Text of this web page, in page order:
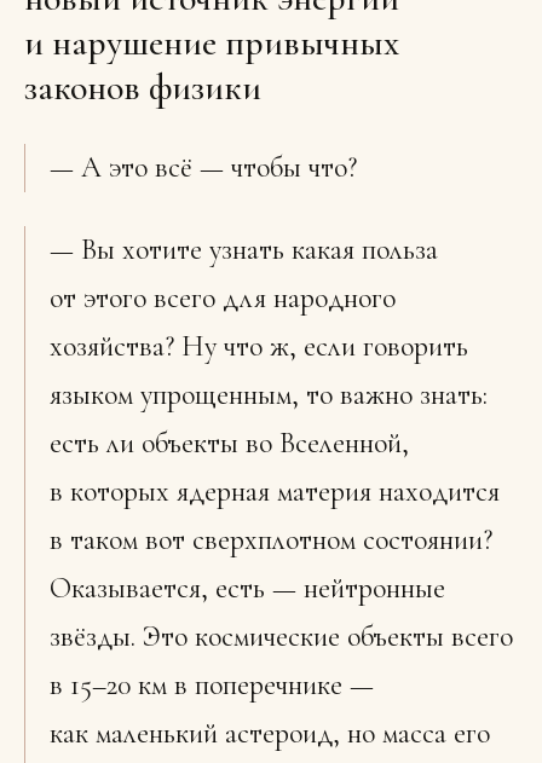
и нарушение привычных
законов физики
— А это всё — чтобы что?
— Вы хотите узнать какая польза
от этого всего для народного
хозяйства? Ну что ж, если говорить
языком упрощенным, то важно знать:
есть ли объекты во Вселенной,
в которых ядерная материя находится
в таком вот сверхплотном состоянии?
Оказывается, есть — нейтронные
звёзды. Это космические объекты всего
в 15–20 км в поперечнике —
как маленький астероид, но масса его